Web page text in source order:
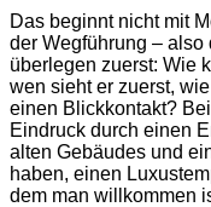
Das beginnt nicht mit
der Wegführung –
überlegen zuerst: Wie
wen sieht er zuerst,
einen Blickkontakt?
Eindruck durch einen
alten Gebäudes und
haben, einen
dem man willkommen